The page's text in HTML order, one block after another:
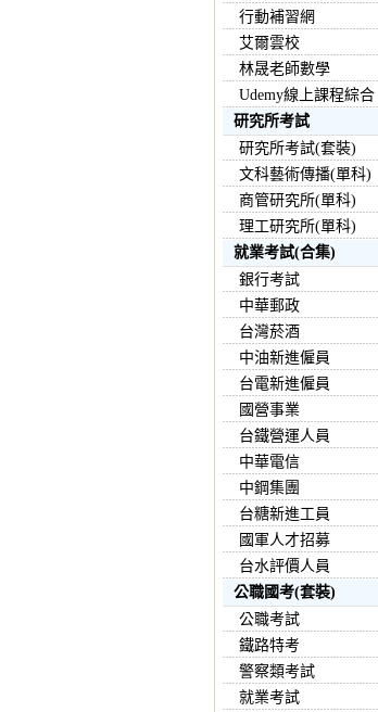
行動補習網
艾爾雲校
林晟老師數學
Udemy線上課程綜合
研究所考試
研究所考試(套裝)
文科藝術傳播(單科)
商管研究所(單科)
理工研究所(單科)
就業考試(合集)
銀行考試
中華郵政
台灣菸酒
中油新進僱員
台電新進僱員
國營事業
台鐵營運人員
中華電信
中鋼集團
台糖新進工員
國軍人才招募
台水評價人員
公職國考(套裝)
公職考試
鐵路特考
警察類考試
就業考試